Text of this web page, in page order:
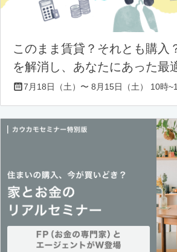
このまま賃貸？それとも購入
を解消し、あなたにあった最
7月18日（土）〜 8月15日（土） 10時